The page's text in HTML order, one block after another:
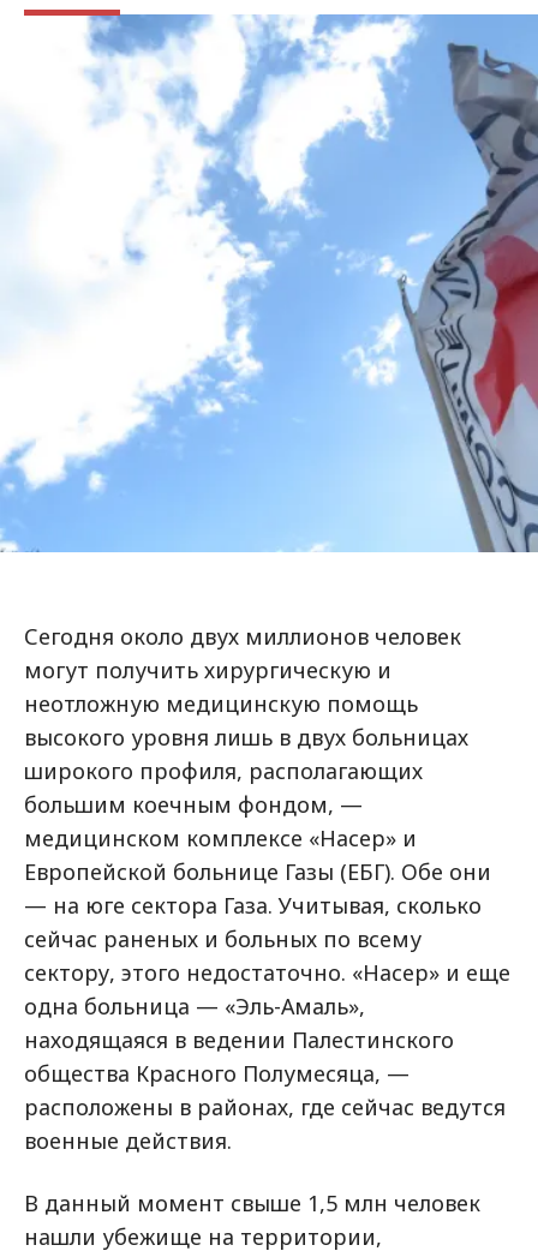
Сегодня около двух миллионов человек
могут получить хирургическую и
неотложную медицинскую помощь
высокого уровня лишь в двух больницах
широкого профиля, располагающих
большим коечным фондом, —
медицинском комплексе «Насер» и
Европейской больнице Газы (ЕБГ). Обе они
— на юге сектора Газа. Учитывая, сколько
сейчас раненых и больных по всему
сектору, этого недостаточно. «Насер» и еще
одна больница — «Эль-Амаль»,
находящаяся в ведении Палестинского
общества Красного Полумесяца, —
расположены в районах, где сейчас ведутся
военные действия.
В данный момент свыше 1,5 млн человек
нашли убежище на территории,